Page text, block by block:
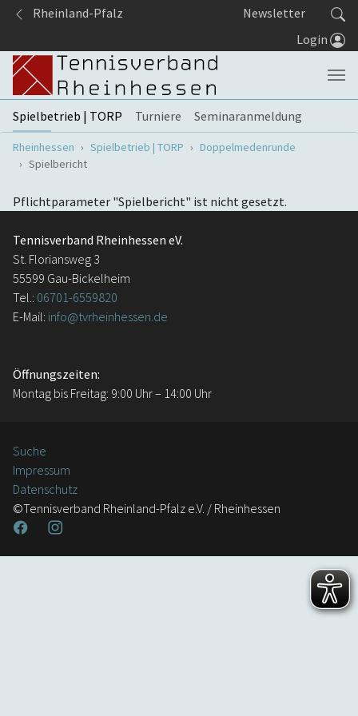
Springe zum Seiteninhalt
Rheinland-Pfalz
Newsletter
Login
Spielbetrieb | TORP Turniere
Seminaranmeldung
Sie sind hier:
Rheinhessen Spielbetrieb | TORP
Doppelmedenrunde
Spielbericht
Pflichtparameter "Spielbericht" ist nicht gesetzt.
Tennisverband Rheinhessen eV.
St. Floriansweg 3
55599 Gau-Bickelheim
Tel.: 06701-6559820
E-Mail: info@tvrheinhessen.de
Öffnungszeiten:
Montag bis Freitag: 9:00 Uhr – 14:00 Uhr
Suche
Impressum
Datenschutz
©Tennisverband Rheinland-Pfalz e.V. / Rheinhessen
FacebookInstagram